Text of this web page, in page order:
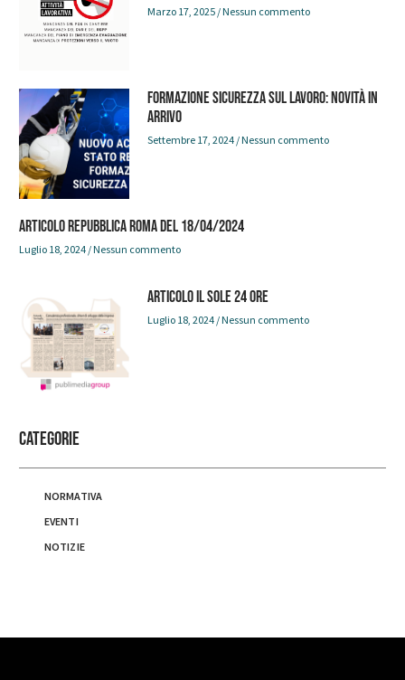
Marzo 17, 2025 Nessun commento
FORMAZIONE SICUREZZA SUL LAVORO: NOVITÀ IN
ARRIVO
Settembre 17, 2024 Nessun commento
Articolo Repubblica Roma del 18/04/2024
Luglio 18, 2024 Nessun commento
Articolo Il Sole 24 Ore
Luglio 18, 2024 Nessun commento
Categorie
NORMATIVA
EVENTI
NOTIZIE